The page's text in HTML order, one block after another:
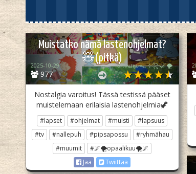
Muistatko nämä lastenohjelmat?
🧸(pitkä)
977
2025-10-29 ᴏᴘᴀᴀʟɪӄᴜᴜᯓ₊ ⊹꧂🌌🌪
Nostalgia varoitus! Tässä testissä pääset
muistelemaan erilaisia lastenohjelmia🦖
#lapset #ohjelmat #muisti
#lapsuus
#tv
#nallepuh #pipsapossu
#ryhmähau
#muumit
#🌌🌪opaalikuu🌪🌌
Jaa
Twiittaa